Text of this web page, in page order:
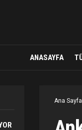
ANASAYFA
Ana Sayfa